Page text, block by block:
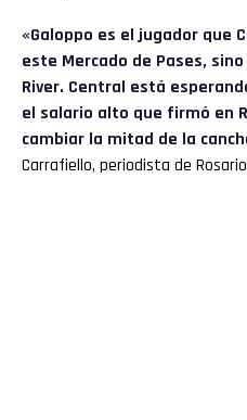
«Galoppo es el jugador que
este Mercado de Pases,
River. Central está
el salario alto que firmó en
cambiar la mitad de la
Carrafiello, periodista de